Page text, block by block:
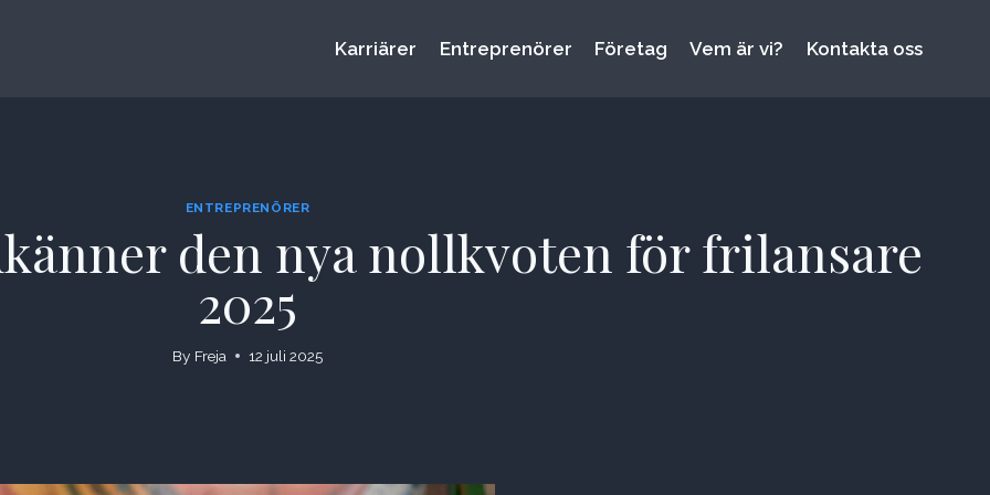
Karriärer Entreprenörer Företag Vem är vi? Kontakta oss
ENTREPRENÖRER
den nya nollkvoten för frilansare
2025
By Freja 12 juli 2025